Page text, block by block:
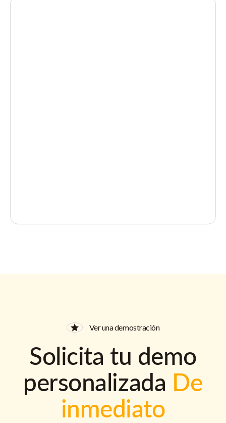
Ver una demostración
Solicita tu demo
personalizada De
inmediato